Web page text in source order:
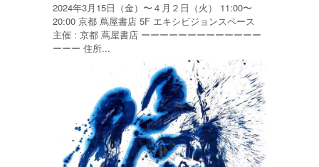
2024年3月15日（金）〜４月２日（火） 11:00〜
20:00 京都 蔦屋書店 5F エキシビジョンスペース
主催 : 京都 蔦屋書店 ーーーーーーーーーーーーー
ーーー 住所...